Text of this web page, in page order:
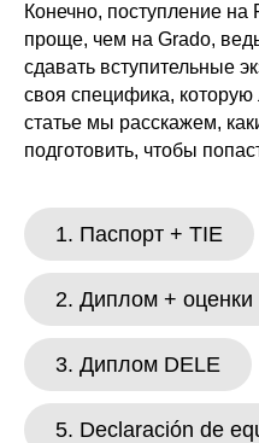
Конечно, поступление на
проще, чем на Grado,
сдавать вступительные
своя специфика, которую
статье мы расскажем,
подготовить, чтобы
1. Паспорт + TIE
2. Диплом + оценки
3. Диплом DELE
5. Declaración de